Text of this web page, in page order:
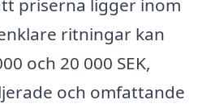
priserna ligger inom
ritningar kan
och 20 000 SEK,
och omfattande